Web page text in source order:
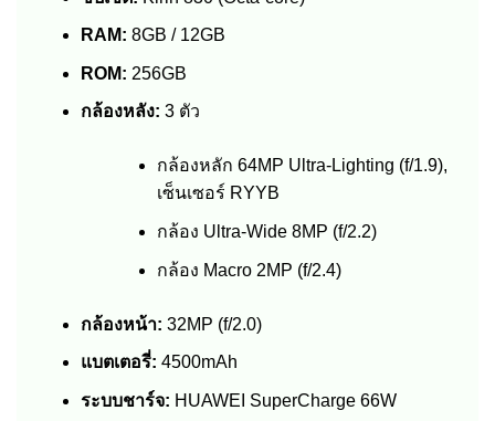
RAM: 8GB / 12GB
ROM: 256GB
กล้องหลัง: 3 ตัว
กล้องหลัก 64MP Ultra-Lighting (f/1.9),
เซ็นเซอร์ RYYB
กล้อง Ultra-Wide 8MP (f/2.2)
กล้อง Macro 2MP (f/2.4)
กล้องหน้า: 32MP (f/2.0)
แบตเตอรี่: 4500mAh
ระบบชาร์จ: HUAWEI SuperCharge 66W